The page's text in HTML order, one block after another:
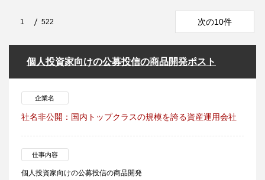
1 522 次の10件
個人投資家向けの公募投信の商品開発ポスト
企業名
社名非公開：国内トップクラスの規模を誇る資産運用会社
仕事内容
個人投資家向けの公募投信の商品開発